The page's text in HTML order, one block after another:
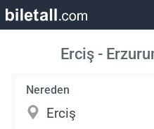
Erciş -
Nereden